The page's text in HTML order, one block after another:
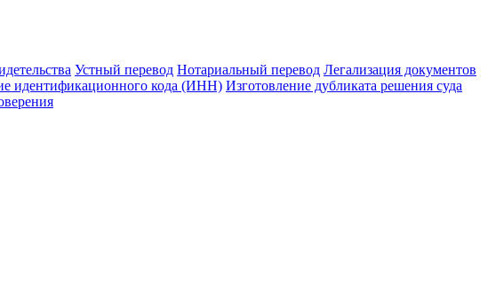
Устный перевод Нотариальный перевод Легализация документов
идентификационного кода (ИНН) Изготовление дубликата решения суда